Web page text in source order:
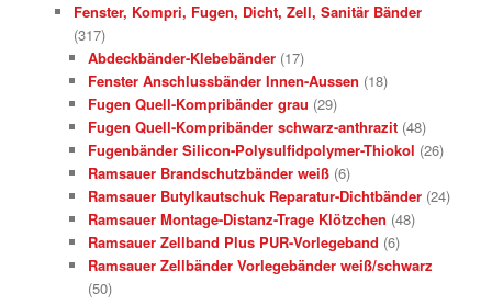
Fenster, Kompri, Fugen, Dicht, Zell, Sanitär Bänder
(317)
Abdeckbänder-Klebebänder (17)
Fenster Anschlussbänder Innen-Aussen (18)
Fugen Quell-Kompribänder grau (29)
Fugen Quell-Kompribänder schwarz-anthrazit (48)
Fugenbänder Silicon-Polysulfidpolymer-Thiokol (26)
Ramsauer Brandschutzbänder weiß (6)
Ramsauer Butylkautschuk Reparatur-Dichtbänder (24)
Ramsauer Montage-Distanz-Trage Klötzchen (48)
Ramsauer Zellband Plus PUR-Vorlegeband (6)
Ramsauer Zellbänder Vorlegebänder weiß/schwarz
(50)